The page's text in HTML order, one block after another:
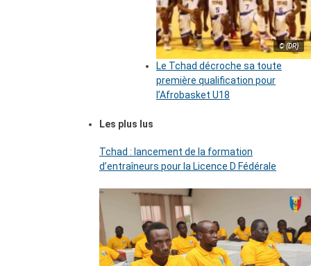
© (DR)
Le Tchad décroche sa toute
première qualification pour
l’Afrobasket U18
Les plus lus
Tchad : lancement de la formation
d’entraîneurs pour la Licence D Fédérale